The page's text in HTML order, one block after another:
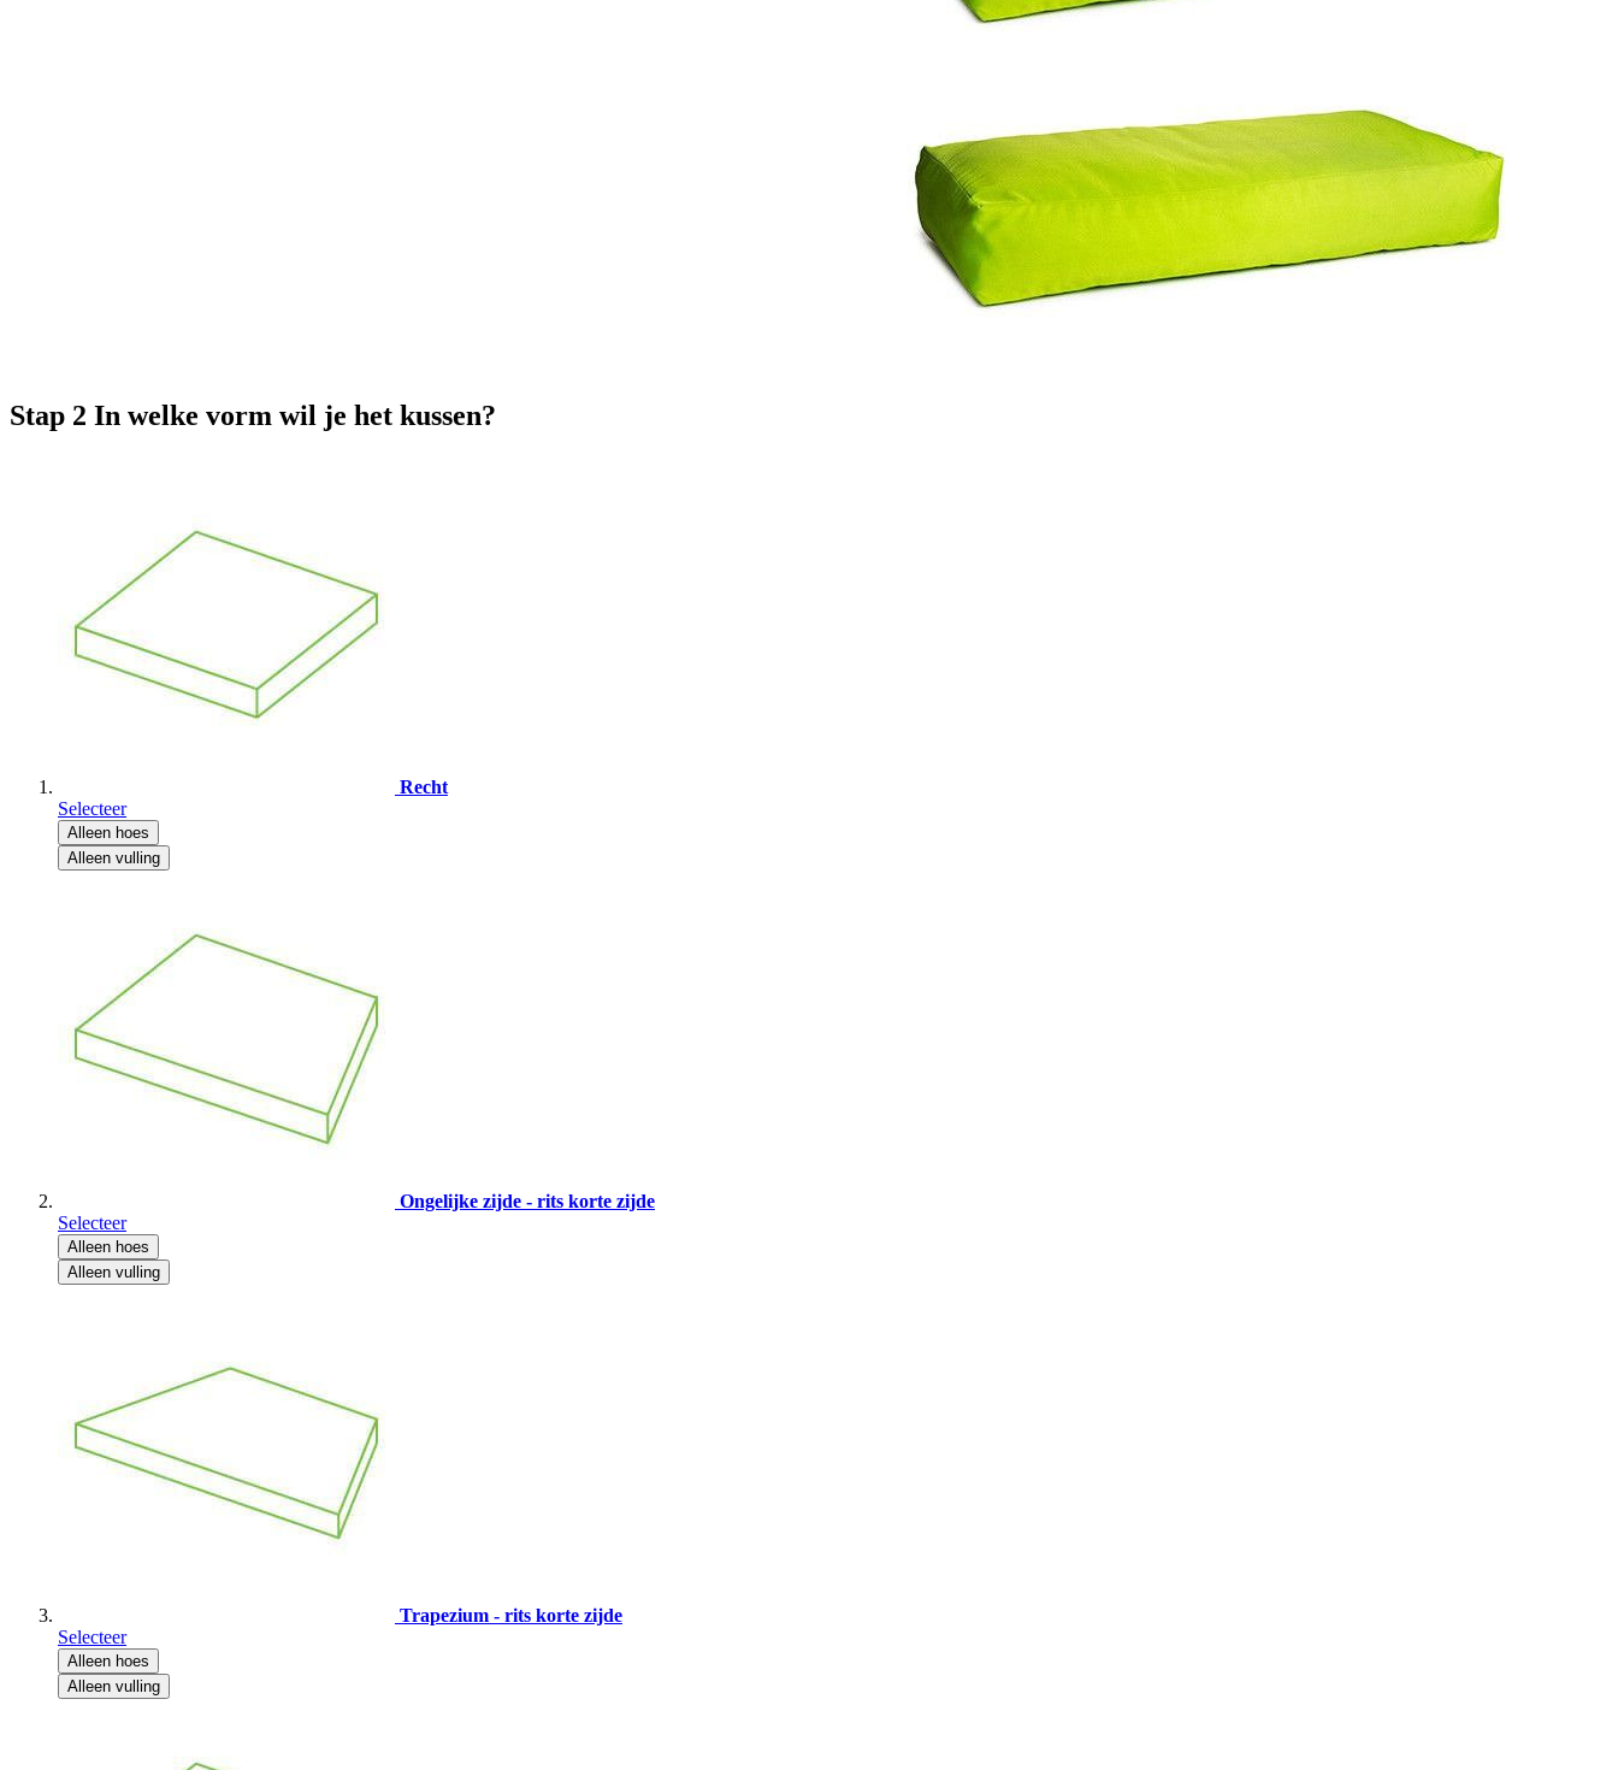
Stap 2 In welke vorm wil je het kussen?
Recht
Selecteer
Alleen hoes
Alleen vulling
Ongelijke zijde - rits korte zijde
Selecteer
Alleen hoes
Alleen vulling
Trapezium - rits korte zijde
Selecteer
Alleen hoes
Alleen vulling